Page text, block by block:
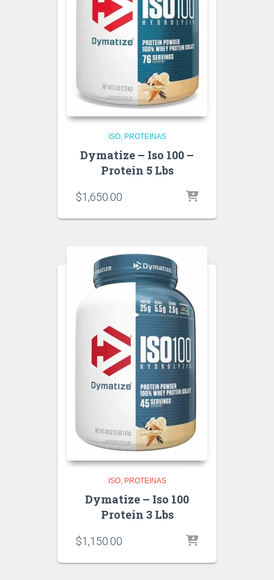
ISO PROTEINAS
Dymatize – Iso 100 –
Protein 5 Lbs
$1,650.00
ISO PROTEINAS
Dymatize – Iso 100
Protein 3 Lbs
$1,150.00